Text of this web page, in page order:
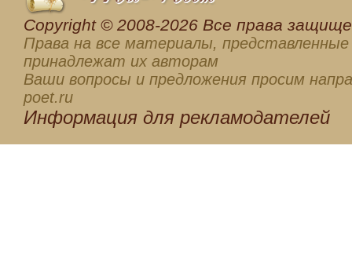
Сopyright © 2008-2026 Все права
Права на все материалы, представленные
принадлежат их авторам
Ваши вопросы и предложения просим
poet.ru
Информация для рекламодателей